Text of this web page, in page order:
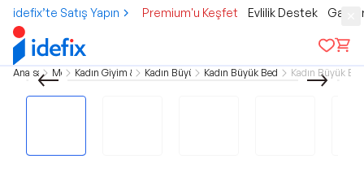
idefix’te Satış Yapın Premium'u Keşfet Evlilik Destek
Ana sayfaModaKadın Giyim & AksesuarKadın Büyük BedenKadın Büyük Beden Üst Giyim
Kadın Büyük